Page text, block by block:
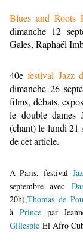
Blues and Roots
dimanche 12
Gales, Raphaël
40efestival Jazz
dimanche 26
films, débats,
le double dames
(chant) le lundi 21
de cet article.
A Paris, festival
septembre avec
20h),Thomas de
à Prince par
Gillespie El Afro